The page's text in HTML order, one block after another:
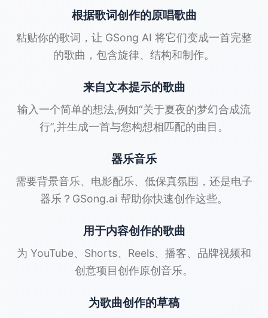
根据歌词创作的原唱歌曲
粘贴你的歌词，让 GSong AI 将它们变成一首完整
的歌曲，包含旋律、结构和制作。
来自文本提示的歌曲
输入一个简单的想法,例如“关于夏夜的梦幻合成流
行”,并生成一首与您构想相匹配的曲目。
器乐音乐
需要背景音乐、电影配乐、低保真氛围，还是电子
器乐？GSong.ai 帮助你快速创作这些。
用于内容创作的歌曲
为 YouTube、Shorts、Reels、播客、品牌视频和
创意项目创作原创音乐。
为歌曲创作的草稿